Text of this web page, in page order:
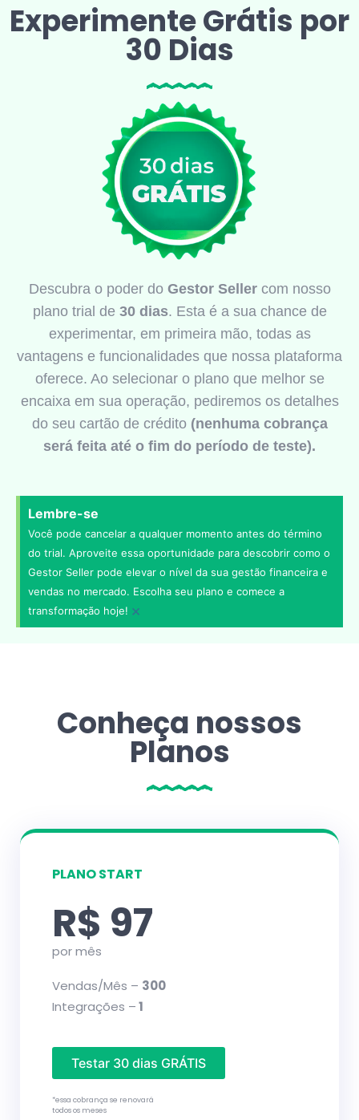
Experimente Grátis por
30 Dias
Descubra o poder do Gestor Seller com nosso
plano trial de 30 dias. Esta é a sua chance de
experimentar, em primeira mão, todas as
vantagens e funcionalidades que nossa plataforma
oferece. Ao selecionar o plano que melhor se
encaixa em sua operação, pediremos os detalhes
do seu cartão de crédito (nenhuma cobrança
será feita até o fim do período de teste).
Lembre-se
Você pode cancelar a qualquer momento antes do término
do trial. Aproveite essa oportunidade para descobrir como o
Gestor Seller pode elevar o nível da sua gestão financeira e
vendas no mercado. Escolha seu plano e comece a
transformação hoje! ×
Conheça nossos
Planos
PLANO START
R$ 97
por mês
Vendas/Mês – 300
Integrações –1
Testar 30 dias GRÁTIS
*essa cobrança se renovará
todos os meses